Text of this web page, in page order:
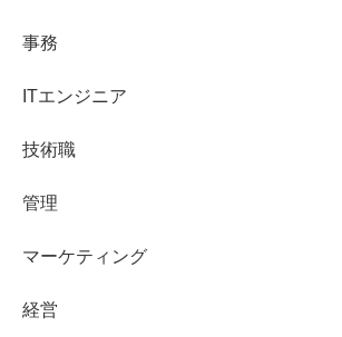
事務
ITエンジニア
技術職
管理
マーケティング
経営